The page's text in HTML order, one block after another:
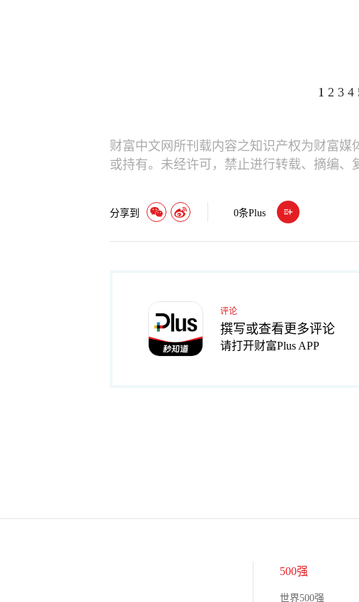
1 2 3 4
财富中文网所刊载内容之知识产权为财富
或持有。未经许可，禁止进行转载、摘编、
分享到 0条Plus
评论
撰写或查看更多评论
请打开财富Plus APP
500强
世界500强